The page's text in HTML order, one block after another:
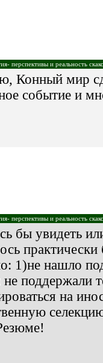
перспективы и реальность
Конный мир
событие и
перспективы и реальность
бы увидеть
1)не нашло
поддержали
на